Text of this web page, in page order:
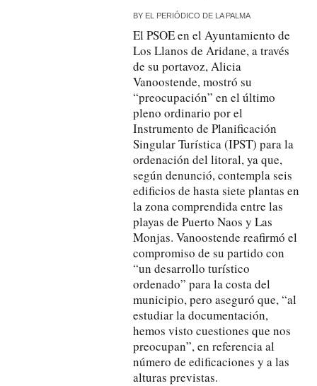
BY EL PERIÓDICO DE LA PALMA
El PSOE en el Ayuntamiento de
Los Llanos de Aridane, a través
de su portavoz, Alicia
Vanoostende, mostró su
“preocupación” en el último
pleno ordinario por el
Instrumento de Planificación
Singular Turística (IPST) para la
ordenación del litoral, ya que,
según denunció, contempla seis
edificios de hasta siete plantas en
la zona comprendida entre las
playas de Puerto Naos y Las
Monjas. Vanoostende reafirmó el
compromiso de su partido con
“un desarrollo turístico
ordenado” para la costa del
municipio, pero aseguró que, “al
estudiar la documentación,
hemos visto cuestiones que nos
preocupan”, en referencia al
número de edificaciones y a las
alturas previstas.